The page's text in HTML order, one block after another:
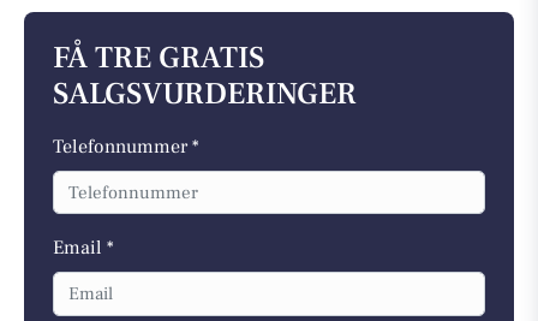
FÅ TRE GRATIS
SALGSVURDERINGER
Telefonnummer *
Email *